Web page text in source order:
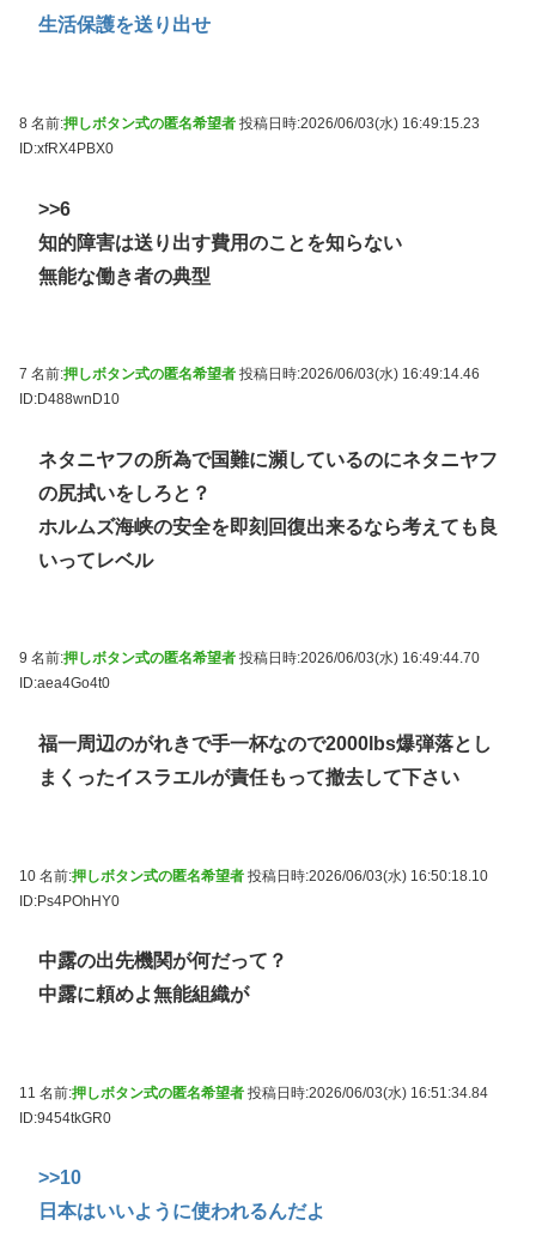
生活保護を送り出せ
8 名前:押しボタン式の匿名希望者 投稿日時:2026/06/03(水) 16:49:15.23
ID:xfRX4PBX0
>>6
知的障害は送り出す費用のことを知らない
無能な働き者の典型
7 名前:押しボタン式の匿名希望者 投稿日時:2026/06/03(水) 16:49:14.46
ID:D488wnD10
ネタニヤフの所為で国難に瀕しているのにネタニヤフ
の尻拭いをしろと？
ホルムズ海峡の安全を即刻回復出来るなら考えても良
いってレベル
9 名前:押しボタン式の匿名希望者 投稿日時:2026/06/03(水) 16:49:44.70
ID:aea4Go4t0
福一周辺のがれきで手一杯なので2000lbs爆弾落とし
まくったイスラエルが責任もって撤去して下さい
10 名前:押しボタン式の匿名希望者 投稿日時:2026/06/03(水) 16:50:18.10
ID:Ps4POhHY0
中露の出先機関が何だって？
中露に頼めよ無能組織が
11 名前:押しボタン式の匿名希望者 投稿日時:2026/06/03(水) 16:51:34.84
ID:9454tkGR0
>>10
日本はいいように使われるんだよ